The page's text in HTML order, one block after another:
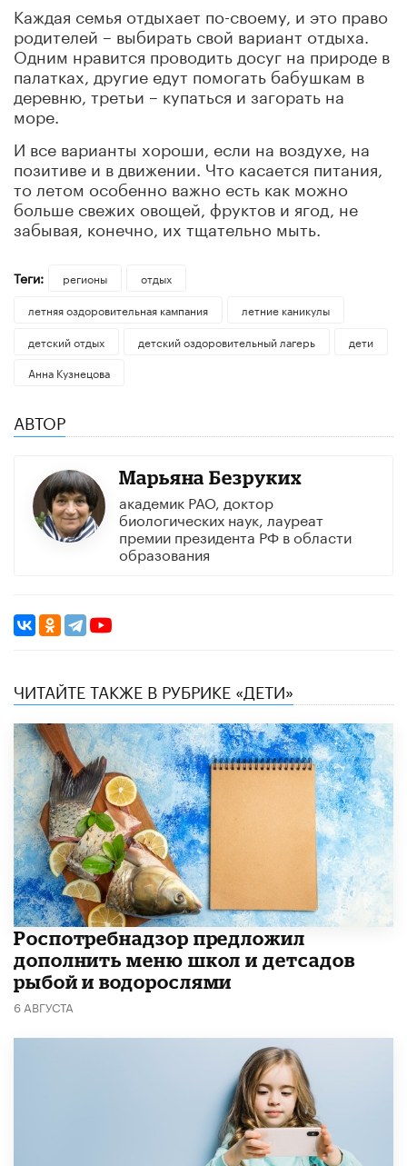
Каждая семья отдыхает по-своему, и это право
родителей – выбирать свой вариант отдыха.
Одним нравится проводить досуг на природе в
палатках, другие едут помогать бабушкам в
деревню, третьи – купаться и загорать на
море.
И все варианты хороши, если на воздухе, на
позитиве и в движении. Что касается питания,
то летом особенно важно есть как можно
больше свежих овощей, фруктов и ягод, не
забывая, конечно, их тщательно мыть.
Теги: регионы
отдых
летняя оздоровительная кампания
летние каникулы
детский отдых
детский оздоровительный лагерь
дети
Анна Кузнецова
АВТОР
Марьяна Безруких
академик РАО, доктор
биологических наук, лауреат
премии президента РФ в области
образования
ЧИТАЙТЕ ТАКЖЕ В РУБРИКЕ «ДЕТИ»
Роспотребнадзор предложил
дополнить меню школ и детсадов
рыбой и водорослями
6 АВГУСТА